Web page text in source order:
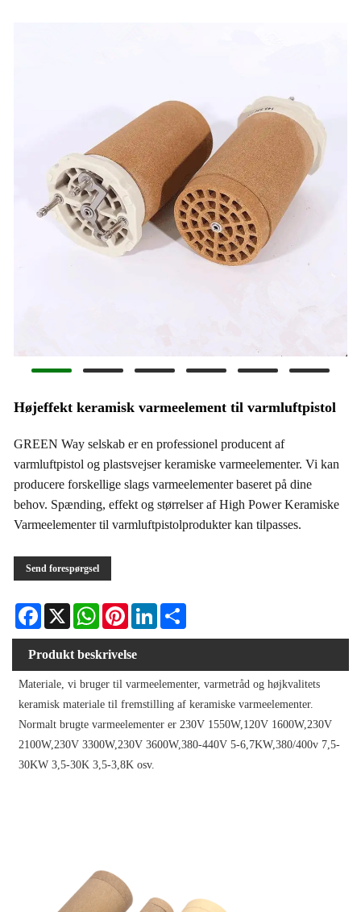
Højeffekt keramisk varmeelement til varmluftpistol
GREEN Way selskab er en professionel producent af
varmluftpistol og plastsvejser keramiske varmeelementer. Vi kan
producere forskellige slags varmeelementer baseret på dine
behov. Spænding, effekt og størrelser af High Power Keramiske
Varmeelementer til varmluftpistolprodukter kan tilpasses.
Send forespørgsel
Facebook
X WhatsAppPinterestLinkedIn
Produkt beskrivelse
Materiale, vi bruger til varmeelementer, varmetråd og højkvalitets
keramisk materiale til fremstilling af keramiske varmeelementer.
Normalt brugte varmeelementer er 230V 1550W,120V 1600W,230V
2100W,230V 3300W,230V 3600W,380-440V 5-6,7KW,380/400v 7,5-
30KW 3,5-30K 3,5-3,8K osv.